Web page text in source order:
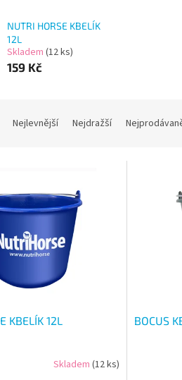
NUTRI HORSE KBELÍK
12L
Skladem (12 ks)
159 Kč
Nejlevnější Nejdražší
KBELÍK 12L
Skladem (12 ks)
BOCUS